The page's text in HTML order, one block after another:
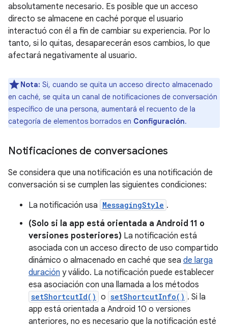
absolutamente necesario. Es posible que un acceso
directo se almacene en caché porque el usuario
interactuó con él a fin de cambiar su experiencia. Por lo
tanto, si lo quitas, desaparecerán esos cambios, lo que
afectará negativamente al usuario.
Nota: Si, cuando se quita un acceso directo almacenado
en caché, se quita un canal de notificaciones de conversación
específico de una persona, aumentará el recuento de la
categoría de elementos borrados en Configuración.
Notificaciones de conversaciones
Se considera que una notificación es una notificación de
conversación si se cumplen las siguientes condiciones:
La notificación usa MessagingStyle .
(Solo si la app está orientada a Android 11 o
versiones posteriores) La notificación está
asociada con un acceso directo de uso compartido
dinámico o almacenado en caché que sea de larga
duración y válido. La notificación puede establecer
esa asociación con una llamada a los métodos
setShortcutId() o setShortcutInfo() . Si la
app está orientada a Android 10 o versiones
anteriores, no es necesario que la notificación esté